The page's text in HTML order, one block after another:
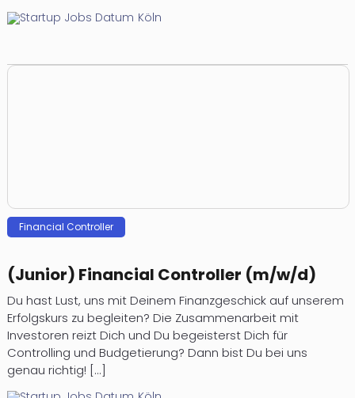
Köln
Financial Controller
(Junior) Financial Controller (m/w/d)
Du hast Lust, uns mit Deinem Finanzgeschick auf unserem
Erfolgskurs zu begleiten? Die Zusammenarbeit mit
Investoren reizt Dich und Du begeisterst Dich für
Controlling und Budgetierung? Dann bist Du bei uns
genau richtig! [...]